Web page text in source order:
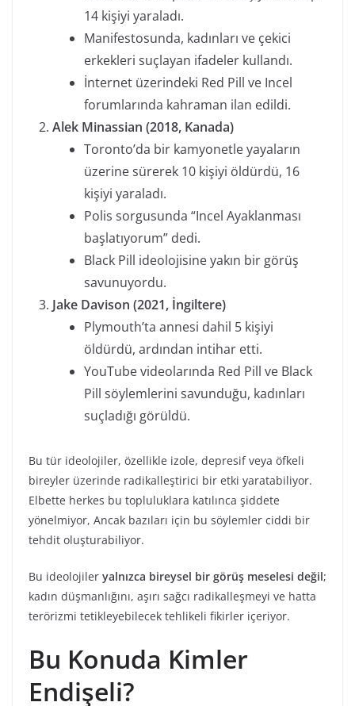
14 kişiyi yaraladı.
Manifestosunda, kadınları ve çekici
erkekleri suçlayan ifadeler kullandı.
İnternet üzerindeki Red Pill ve Incel
forumlarında kahraman ilan edildi.
Alek Minassian (2018, Kanada)
Toronto’da bir kamyonetle yayaların
üzerine sürerek 10 kişiyi öldürdü, 16
kişiyi yaraladı.
Polis sorgusunda “Incel Ayaklanması
başlatıyorum” dedi.
Black Pill ideolojisine yakın bir görüş
savunuyordu.
Jake Davison (2021, İngiltere)
Plymouth’ta annesi dahil 5 kişiyi
öldürdü, ardından intihar etti.
YouTube videolarında Red Pill ve Black
Pill söylemlerini savunduğu, kadınları
suçladığı görüldü.
Bu tür ideolojiler, özellikle izole, depresif veya öfkeli
bireyler üzerinde radikalleştirici bir etki yaratabiliyor.
Elbette herkes bu topluluklara katılınca şiddete
yönelmiyor, Ancak bazıları için bu söylemler ciddi bir
tehdit oluşturabiliyor.
Bu ideolojiler yalnızca bireysel bir görüş meselesi değil;
kadın düşmanlığını, aşırı sağcı radikalleşmeyi ve hatta
terörizmi tetikleyebilecek tehlikeli fikirler içeriyor.
Bu Konuda Kimler
Endişeli?